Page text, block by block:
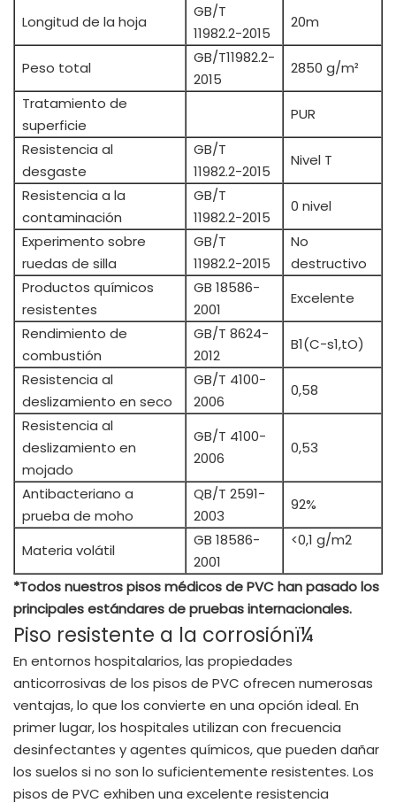
Longitud de la hoja
GB/T
11982.2-2015
20m
Peso total
GB/T11982.2-
2015
2850 g/m²
Tratamiento de
superficie
PUR
Resistencia al
desgaste
GB/T
11982.2-2015
Nivel T
Resistencia a la
contaminación
GB/T
11982.2-2015
0 nivel
Experimento sobre
ruedas de silla
GB/T
11982.2-2015
No
destructivo
Productos químicos
resistentes
GB 18586-
2001
Excelente
Rendimiento de
combustión
GB/T 8624-
2012
B1(C-s1,tO)
Resistencia al
deslizamiento en seco
GB/T 4100-
2006
0,58
Resistencia al
deslizamiento en
mojado
GB/T 4100-
2006
0,53
Antibacteriano a
prueba de moho
QB/T 2591-
2003
92%
Materia volátil
GB 18586-
2001
<0,1 g/m2
*Todos nuestros pisos médicos de PVC han pasado los
principales estándares de pruebas internacionales.
Piso resistente a la corrosiónï¼
En entornos hospitalarios, las propiedades
anticorrosivas de los pisos de PVC ofrecen numerosas
ventajas, lo que los convierte en una opción ideal. En
primer lugar, los hospitales utilizan con frecuencia
desinfectantes y agentes químicos, que pueden dañar
los suelos si no son lo suficientemente resistentes. Los
pisos de PVC exhiben una excelente resistencia